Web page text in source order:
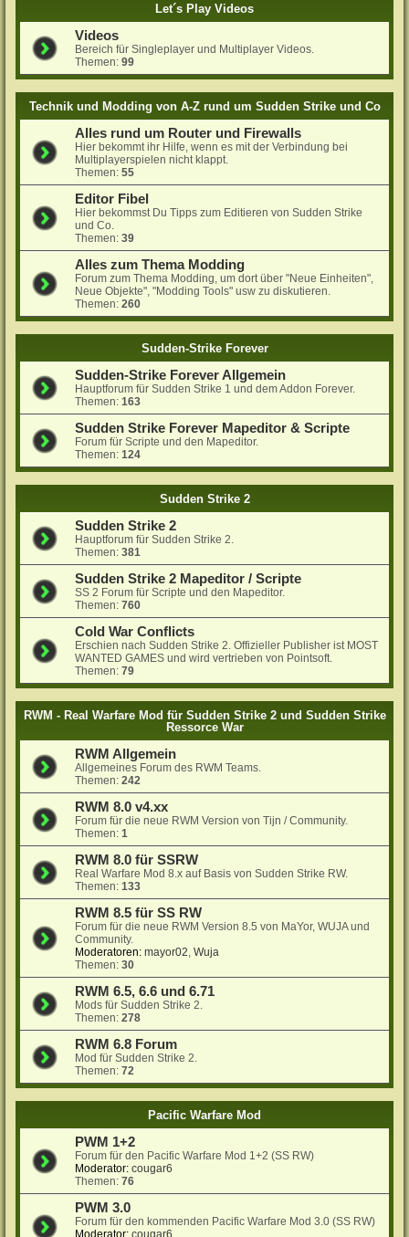
Let´s Play Videos
Videos
Bereich für Singleplayer und Multiplayer Videos.
Themen:99
Technik und Modding von A-Z rund um Sudden Strike und Co
Alles rund um Router und Firewalls
Hier bekommt ihr Hilfe, wenn es mit der Verbindung bei
Multiplayerspielen nicht klappt.
Themen:55
Editor Fibel
Hier bekommst Du Tipps zum Editieren von Sudden Strike
und Co.
Themen:39
Alles zum Thema Modding
Forum zum Thema Modding, um dort über "Neue Einheiten",
Neue Objekte", "Modding Tools" usw zu diskutieren.
Themen:260
Sudden-Strike Forever
Sudden-Strike Forever Allgemein
Hauptforum für Sudden Strike 1 und dem Addon Forever.
Themen:163
Sudden Strike Forever Mapeditor & Scripte
Forum für Scripte und den Mapeditor.
Themen:124
Sudden Strike 2
Sudden Strike 2
Hauptforum für Sudden Strike 2.
Themen:381
Sudden Strike 2 Mapeditor / Scripte
SS 2 Forum für Scripte und den Mapeditor.
Themen:760
Cold War Conflicts
Erschien nach Sudden Strike 2. Offizieller Publisher ist MOST
WANTED GAMES und wird vertrieben von Pointsoft.
Themen:79
RWM - Real Warfare Mod für Sudden Strike 2 und Sudden Strike
Ressorce War
RWM Allgemein
Allgemeines Forum des RWM Teams.
Themen:242
RWM 8.0 v4.xx
Forum für die neue RWM Version von Tijn / Community.
Themen:1
RWM 8.0 für SSRW
Real Warfare Mod 8.x auf Basis von Sudden Strike RW.
Themen:133
RWM 8.5 für SS RW
Forum für die neue RWM Version 8.5 von MaYor, WUJA und
Community.
Moderatoren: mayor02,Wuja
Themen:30
RWM 6.5, 6.6 und 6.71
Mods für Sudden Strike 2.
Themen:278
RWM 6.8 Forum
Mod für Sudden Strike 2.
Themen:72
Pacific Warfare Mod
PWM 1+2
Forum für den Pacific Warfare Mod 1+2 (SS RW)
Moderator: cougar6
Themen:76
PWM 3.0
Forum für den kommenden Pacific Warfare Mod 3.0 (SS RW)
Moderator: cougar6